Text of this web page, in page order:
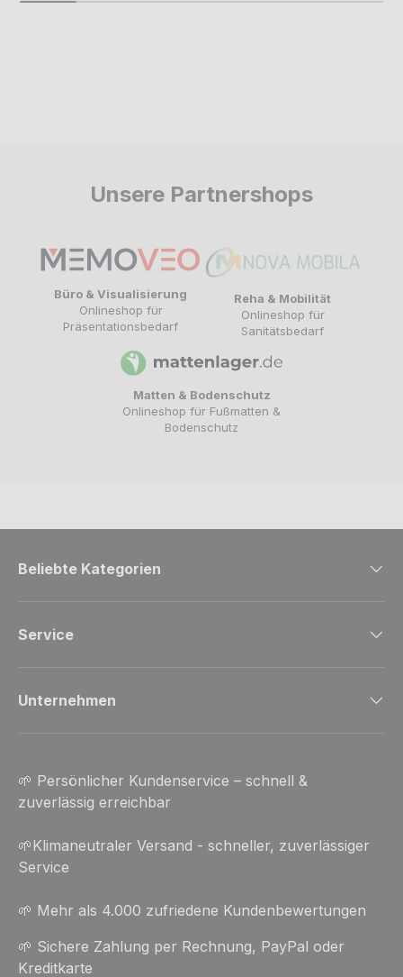
Unsere Partnershops
Büro & Visualisierung
Onlineshop für
Präsentationsbedarf
Reha & Mobilität
Onlineshop für
Sanitätsbedarf
Matten & Bodenschutz
Onlineshop für Fußmatten &
Bodenschutz
Beliebte Kategorien
Service
Unternehmen
🌱 Persönlicher Kundenservice – schnell &
zuverlässig erreichbar
🌱Klimaneutraler Versand - schneller, zuverlässiger
Service
🌱 Mehr als 4.000 zufriedene Kundenbewertungen
🌱 Sichere Zahlung per Rechnung, PayPal oder
Kreditkarte